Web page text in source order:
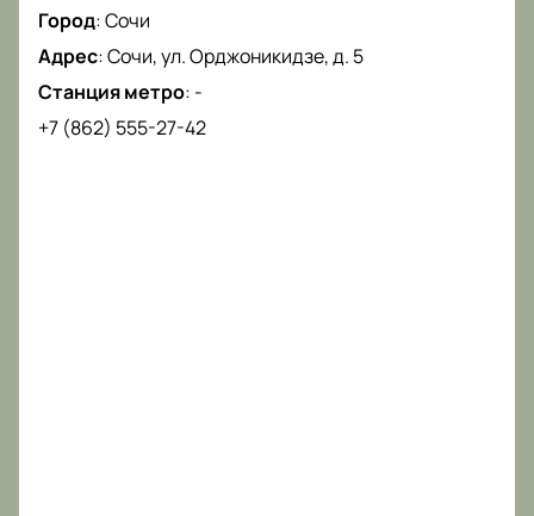
Город:Сочи
Адрес:Сочи, ул. Орджоникидзе, д. 5
Станция метро: -
+7 (862) 555-27-42